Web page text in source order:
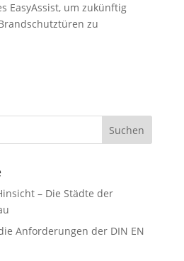
EasyAssist, um zukünftig
zu
– Die Städte der
Anforderungen der DIN EN